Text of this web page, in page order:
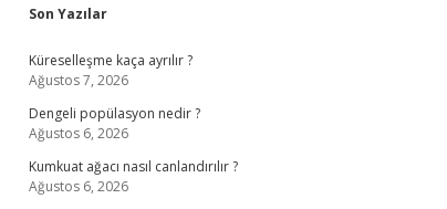
Sidebar
Son Yazılar
Küreselleşme kaça ayrılır ?
Ağustos 7, 2026
Dengeli popülasyon nedir ?
Ağustos 6, 2026
Kumkuat ağacı nasıl canlandırılır ?
Ağustos 6, 2026